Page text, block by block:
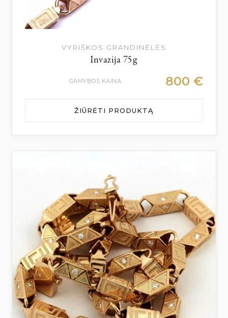
VYRIŠKOS GRANDINĖLĖS
Invazija 75g
GAMYBOS KAINA 800 €
ŽIŪRĖTI PRODUKTĄ